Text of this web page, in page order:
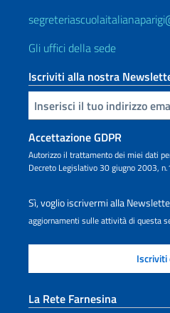
Gli uffici della sede
Iscriviti alla nostra
Inserisci la tua email
Accettazione GDPR
Autorizzo il trattamento dei miei dati
Decreto Legislativo 30 giugno 2003,
Sì, voglio iscrivermi alla
aggiornamenti sulle attività di questa
La Rete Farnesina